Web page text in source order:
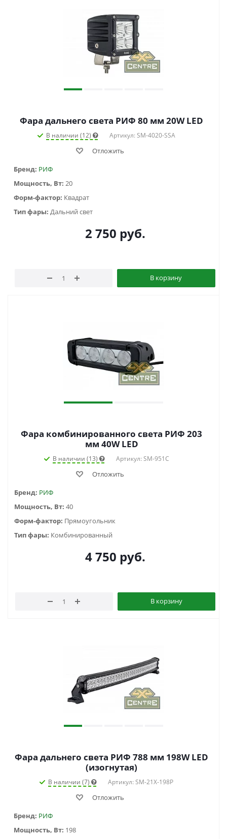
Фара дальнего света РИФ 80 мм 20W LED
В наличии (12) Артикул: SM-4020-SSA
Отложить
Бренд: РИФ
Мощность, Вт: 20
Форм-фактор: Квадрат
Тип фары: Дальний свет
2 750 руб.
В корзину
Фара комбинированного света РИФ 203
мм 40W LED
В наличии (13) Артикул: SM-951C
Отложить
Бренд: РИФ
Мощность, Вт: 40
Форм-фактор: Прямоугольник
Тип фары: Комбинированный
4 750 руб.
В корзину
Фара дальнего света РИФ 788 мм 198W LED
(изогнутая)
В наличии (7) Артикул: SM-21X-198P
Отложить
Бренд: РИФ
Мощность, Вт: 198